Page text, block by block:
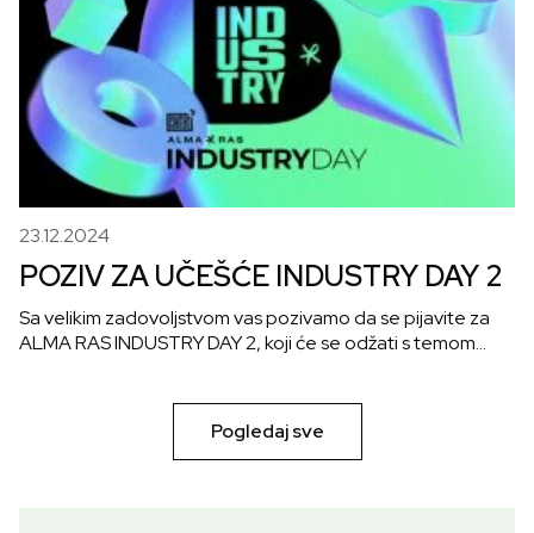
23.12.2024
POZIV ZA UČEŠĆE INDUSTRY DAY 2
Sa velikim zadovoljstvom vas pozivamo da se pijavite za
ALMA RAS INDUSTRY DAY 2, koji će se odžati s temom…
Pogledaj sve